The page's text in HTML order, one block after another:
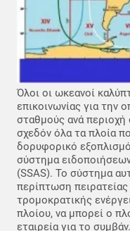
Όλοι οι ωκεανοί
επικοινωνίας για την
σταθμούς ανά
σχεδόν όλα τα πλοία
δορυφορικό
σύστημα
(SSAS). Το σύστημα
περίπτωση
τρομοκρατικής
πλοίου, να μπορεί ο
εταιρεία για το συμβάν.